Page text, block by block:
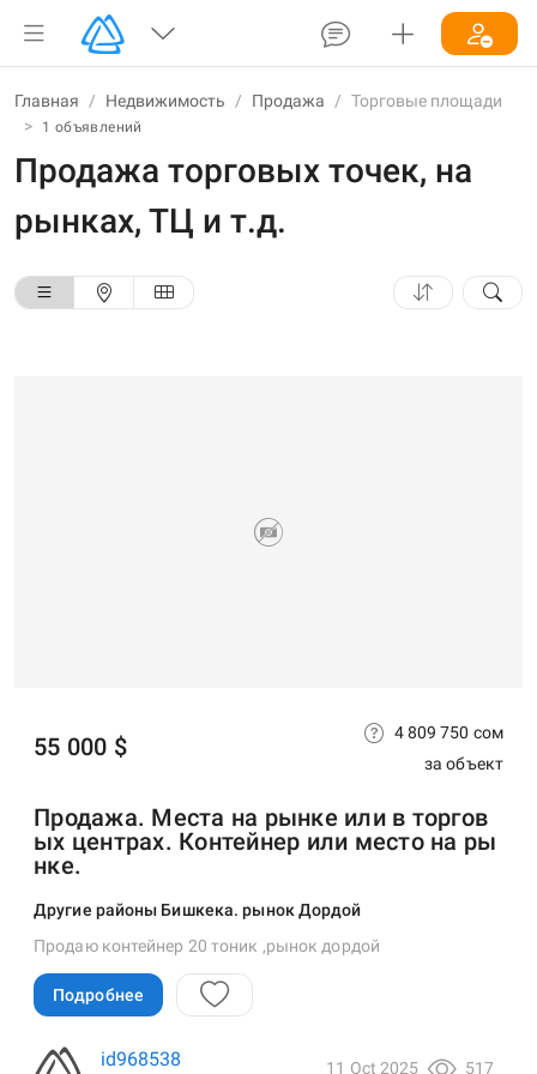
Главная / Недвижимость / Продажа / Торговые площади
>
1 объявлений
Продажа торговых точек, на
рынках, ТЦ и т.д.
Продажа. Места на рынке или в торгов
ых центрах. Контейнер или место на ры
нке.
Другие районы Бишкека. рынок Дордой
55 000 $
4 809 750 сом
за объект
Продаю контейнер 20 тоник ,рынок дордой
Подробнее
id968538 11 Oct 2025 517